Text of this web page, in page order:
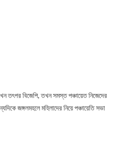
তৎপর বিজেপি, তখন সমস্ত পঞ্চায়েত নিজেদের
জঙ্গলমহলে মহিলাদের নিয়ে পঞ্চায়েতি সভা